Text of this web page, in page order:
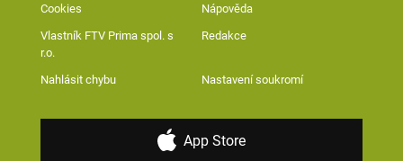
Cookies Nápověda
Vlastník FTV Prima spol. s
r.o.
Redakce
Nahlásit chybu Nastavení soukromí
App Store